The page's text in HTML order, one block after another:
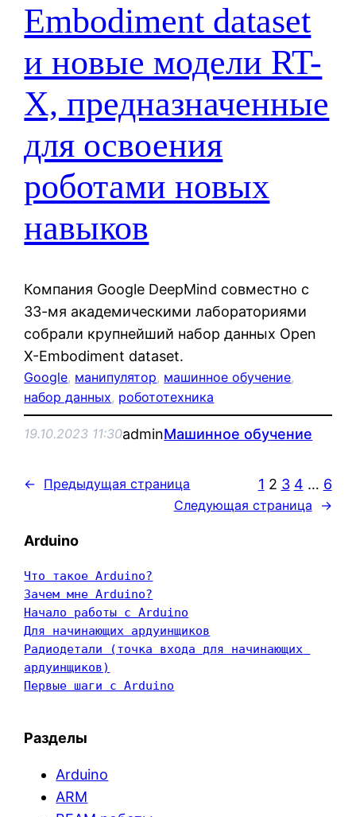
Embodiment dataset
и новые модели RT-
X, предназначенные
для освоения
роботами новых
навыков
Компания Google DeepMind совместно с
33-мя академическими лабораториями
собрали крупнейший набор данных Open
X-Embodiment dataset.
Google, манипулятор, машинное обучение
набор данных, робототехника
19.10.2023 11:30adminМашинное обучение
← Предыдущая страница 1 2 3 4 … 6
Следующая страница →
Arduino
Что такое Arduino?
Зачем мне Arduino?
Начало работы с Arduino
Для начинающих ардуинщиков
Радиодетали (точка входа для начинающих
ардуинщиков)
Первые шаги с Arduino
Разделы
Arduino
ARM